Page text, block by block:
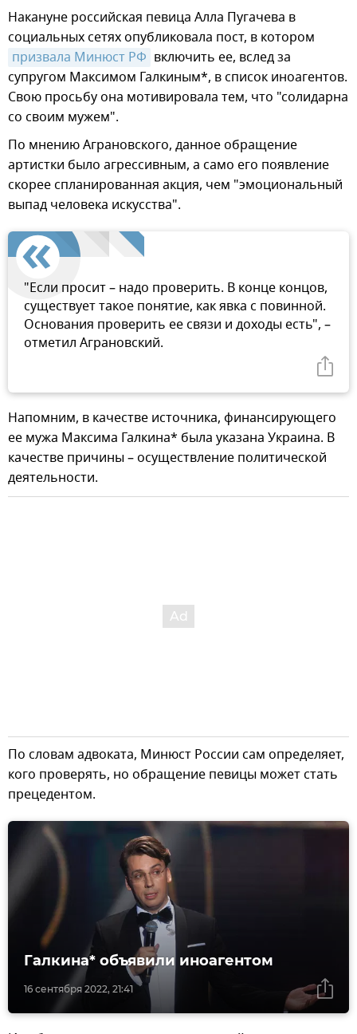
Накануне российская певица Алла Пугачева в
социальных сетях опубликовала пост, в котором
призвала Минюст РФ включить ее, вслед за
супругом Максимом Галкиным*, в список иноагентов.
Свою просьбу она мотивировала тем, что "солидарна
со своим мужем".
По мнению Аграновского, данное обращение
артистки было агрессивным, а само его появление
скорее спланированная акция, чем "эмоциональный
выпад человека искусства".
"Если просит – надо проверить. В конце концов,
существует такое понятие, как явка с повинной.
Основания проверить ее связи и доходы есть", –
отметил Аграновский.
Напомним, в качестве источника, финансирующего
ее мужа Максима Галкина* была указана Украина. В
качестве причины – осуществление политической
деятельности.
По словам адвоката, Минюст России сам определяет,
кого проверять, но обращение певицы может стать
прецедентом.
16 сентября 2022, 21:41
Галкина* объявили иноагентом